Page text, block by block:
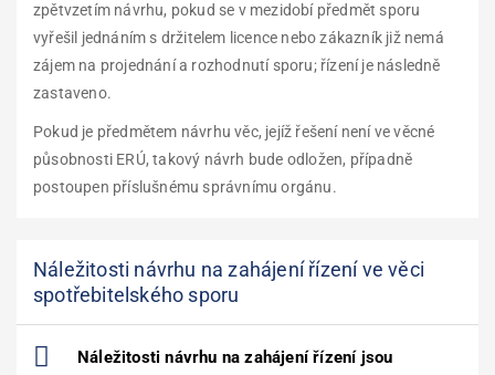
zpětvzetím návrhu, pokud se v mezidobí předmět sporu
vyřešil jednáním s držitelem licence nebo zákazník již nemá
zájem na projednání a rozhodnutí sporu; řízení je následně
zastaveno.
Pokud je předmětem návrhu věc, jejíž řešení není ve věcné
působnosti ERÚ, takový návrh bude odložen, případně
postoupen příslušnému správnímu orgánu.
Náležitosti návrhu na zahájení řízení ve věci
spotřebitelského sporu
Náležitosti návrhu na zahájení řízení jsou